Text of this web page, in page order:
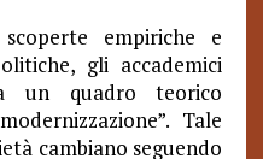
empiriche e
gli accademici
un quadro teorico
Tale
cambiano seguendo